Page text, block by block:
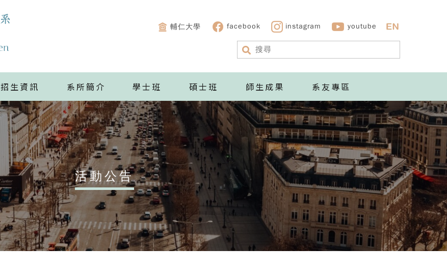
輔仁大學 facebook instagram youtube
招生資訊 系所簡介 學士班 碩士班 師生成果 系友專區
活動公告